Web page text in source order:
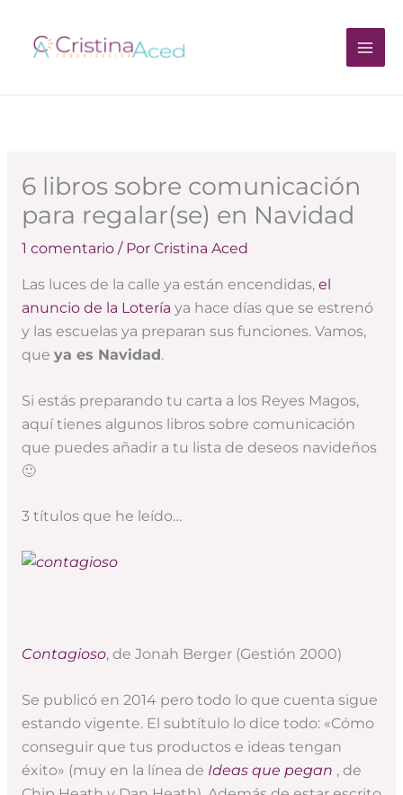
contenido
6 libros sobre comunicación
para regalar(se) en Navidad
1 comentario / Por Cristina Aced
Las luces de la calle ya están encendidas, el
anuncio de la Lotería ya hace días que se estrenó
y las escuelas ya preparan sus funciones. Vamos,
que ya es Navidad.
Si estás preparando tu carta a los Reyes Magos,
aquí tienes algunos libros sobre comunicación
que puedes añadir a tu lista de deseos navideños
🙂
3 títulos que he leído…
Contagioso, de Jonah Berger (Gestión 2000)
Se publicó en 2014 pero todo lo que cuenta sigue
estando vigente. El subtítulo lo dice todo: «Cómo
conseguir que tus productos e ideas tengan
éxito» (muy en la línea de Ideas que pegan , de